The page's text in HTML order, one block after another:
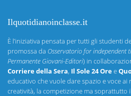
Ilquotidianoinclasse.it
È l’iniziativa pensata per tutti gli studenti
promossa da Osservatorio for independent
Permanente Giovani-Editori) in
Corriere della Sera, Il Sole 24 Oree
educativo che vuole dare spazio e voce ai
creatività, la competizione ma soprattutto